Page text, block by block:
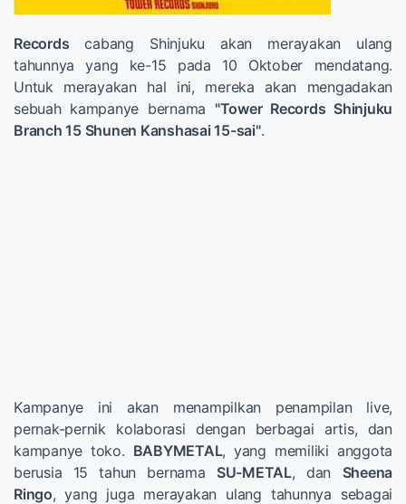
Records cabang Shinjuku akan merayakan ulang
tahunnya yang ke-15 pada 10 Oktober mendatang.
Untuk merayakan hal ini, mereka akan mengadakan
sebuah kampanye bernama "Tower Records Shinjuku
Branch 15 Shunen Kanshasai 15-sai".
Kampanye ini akan menampilkan penampilan live,
pernak-pernik kolaborasi dengan berbagai artis, dan
kampanye toko. BABYMETAL, yang memiliki anggota
berusia 15 tahun bernama SU-METAL, dan Sheena
Ringo, yang juga merayakan ulang tahunnya sebagai